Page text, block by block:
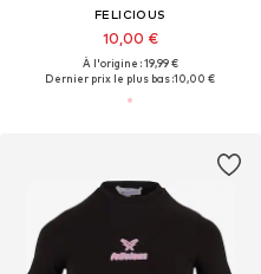
FELICIOUS
10,00 €
À l'origine : 19,99 €
Dernier prix le plus bas :10,00 €